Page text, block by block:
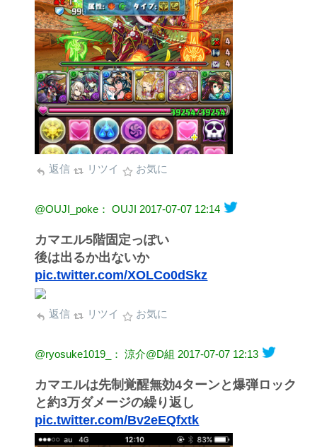
返信 リツイ お気に
@OUJI_poke： OUJI 2017-07-07 12:14
カマエル5階固定っぽい
後は出るか出ないか
pic.twitter.com/XOLCo0dSkz
返信 リツイ お気に
@ryosuke1019_： 涼介@D組 2017-07-07 12:13
カマエルは先制覚醒無効4ターンと爆弾ロック
と約3万ダメージの繰り返し
pic.twitter.com/Bv2eEQfxtk